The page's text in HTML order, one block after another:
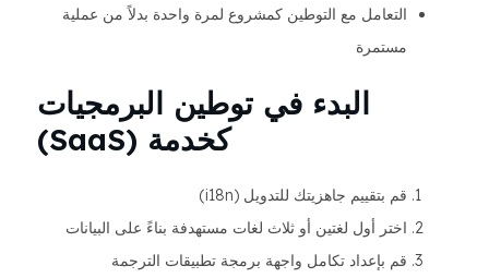
التعامل مع التوطين كمشروع لمرة واحدة بدلاً من عملية
مستمرة
البدء في توطين البرمجيات
كخدمة (SaaS)
قم بتقييم جاهزيتك للتدويل (i18n)
اختر أول لغتين أو ثلاث لغات مستهدفة بناءً على البيانات
قم بإعداد تكامل واجهة برمجة تطبيقات الترجمة